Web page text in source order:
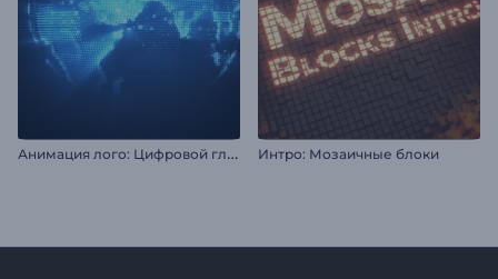
А
нимация лого: Цифровой глобус Интро: Мозаичные блоки